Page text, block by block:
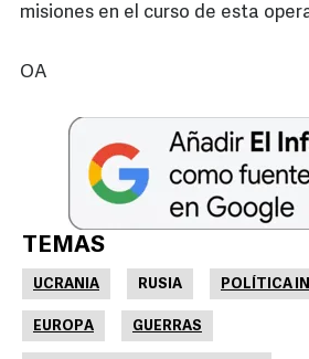
misiones en el curso de esta
OA
TEMAS
UCRANIA RUSIA POLÍTICA
EUROPA GUERRAS